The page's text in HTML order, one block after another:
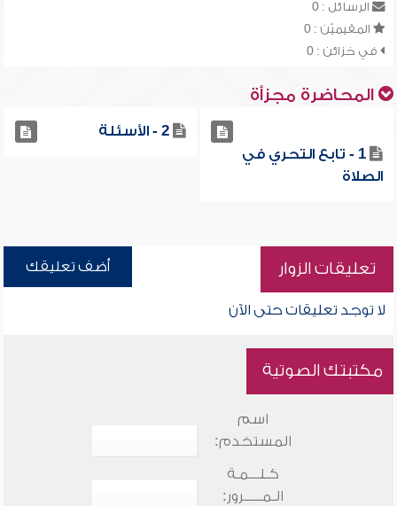
الرسائل : 0
المقيميّن : 0
في خزائن : 0
المحاضرة مجزأة
1 - تابع التحري في
الصلاة
2 - الأسئلة
تعليقات الزوار أضف تعليقك
لا توجد تعليقات حتى الآن
مكتبتك الصوتية
اسم
المستخدم:
كـلـــمـة
الـمـــــرور: